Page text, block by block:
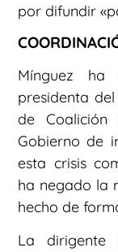
por difundir
Mínguez
presidenta
de
Gobierno de
esta crisis
ha negado la
hecho de
La dirigente